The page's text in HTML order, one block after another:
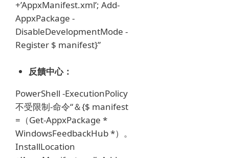
+’AppxManifest.xml’; Add-
AppxPackage -
DisableDevelopmentMode -
Register $ manifest}”
反饋中心：
PowerShell -ExecutionPolicy
不受限制-命令“＆{$ manifest
=（Get-AppxPackage *
WindowsFeedbackHub *）。
InstallLocation